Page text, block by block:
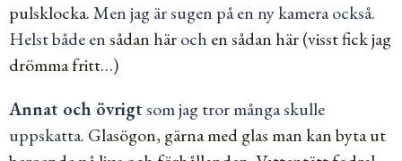
pulsklocka.Men jag är sugen på en ny kamera också.
Helst både ensådan häroch en sådan här (visstfick jag
drömma fritt…)
Annat och övrigtsom jag tror många skulle
uppskatta. Glasögon, gärna med glas man kan byta ut